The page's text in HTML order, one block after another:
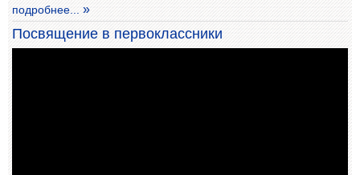
подробнее...
Посвящение в первоклассники